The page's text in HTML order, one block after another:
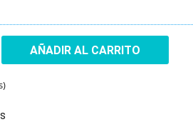
Fundas para aviones
AÑADIR AL CARRITO